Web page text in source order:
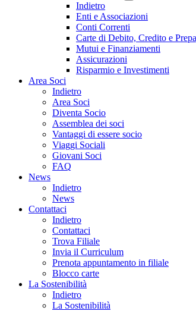
Indietro
Enti e Associazioni
Conti Correnti
Carte di Debito, Credito e
Mutui e Finanziamenti
Assicurazioni
Risparmio e Investimenti
Area Soci
Indietro
Area Soci
Diventa Socio
Assemblea dei soci
Vantaggi di essere socio
Viaggi Sociali
Giovani Soci
FAQ
News
Indietro
News
Contattaci
Indietro
Contattaci
Trova Filiale
Invia il Curriculum
Prenota appuntamento in filiale
Blocco carte
La Sostenibilità
Indietro
La Sostenibilità